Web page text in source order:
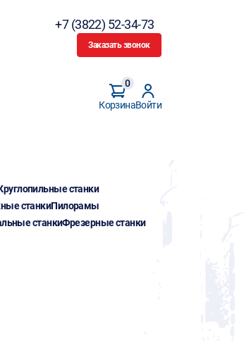
+7 (3822) 52-34-73
Заказать звонок
Корзина
0
Войти
станки
станкиПилорамы
станкиФрезерные станки